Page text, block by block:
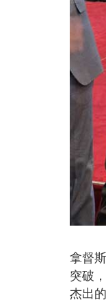
拿督
突破
杰出